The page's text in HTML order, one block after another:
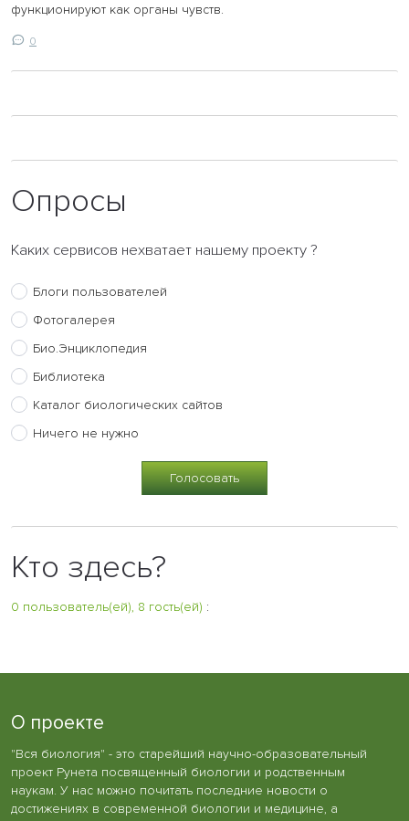
функционируют как органы чувств.
0
Опросы
Каких сервисов нехватает нашему проекту ?
Блоги пользователей
Фотогалерея
Био.Энциклопедия
Библиотека
Каталог биологических сайтов
Ничего не нужно
Кто здесь?
0 пользователь(ей), 8 гость(ей) :
О проекте
"Вся биология" - это старейший научно-образовательный
проект Рунета посвященный биологии и родственным
наукам. У нас можно почитать последние новости о
достижениях в современной биологии и медицине, а